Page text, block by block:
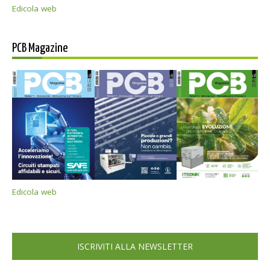
Edicola web
PCB Magazine
Edicola web
ISCRIVITI ALLA NEWSLETTER